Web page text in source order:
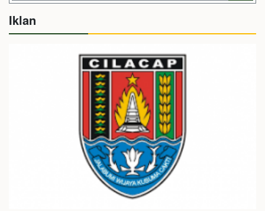
Iklan